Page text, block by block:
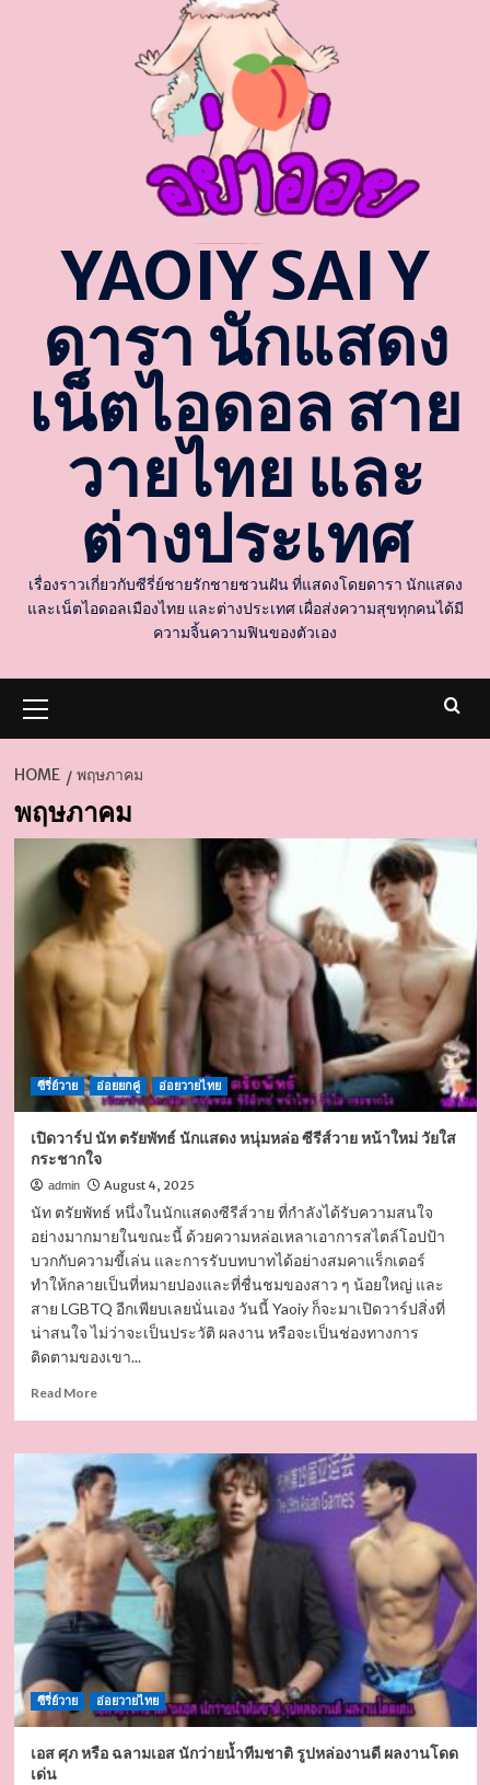
YAOIY SAI Y
ดารา นักแสดง
เน็ตไอดอล สาย
วายไทย และ
ต่างประเทศ
เรื่องราวเกี่ยวกับซีรี่ย์ชายรักชายชวนฝัน ที่แสดงโดยดารา นักแสดง
และเน็ตไอดอลเมืองไทย และต่างประเทศ เผื่อส่งความสุขทุกคนได้มี
ความจิ้นความฟินของตัวเอง
Menu
HOME พฤษภาคม
พฤษภาคม
ซีรี่ย์วาย อ่อยยกคู่ อ่อยวายไทย
เปิดวาร์ป นัท ตรัยพัทธ์ นักแสดง หนุ่มหล่อ ซีรีส์วาย หน้าใหม่ วัยใส
กระชากใจ
admin August 4, 2025
นัท ตรัยพัทธ์ หนึ่งในนักแสดงซีรีส์วาย ที่กำลังได้รับความสนใจ
อย่างมากมายในขณะนี้ ด้วยความหล่อเหลาเอาการสไตล์โอปป้า
บวกกับความขี้เล่น และการรับบทบาทได้อย่างสมคาแร็กเตอร์
ทำให้กลายเป็นที่หมายปองและที่ชื่นชมของสาว ๆ น้อยใหญ่ และ
สาย LGBTQ อีกเพียบเลยนั่นเอง วันนี้ Yaoiy ก็จะมาเปิดวาร์ปสิ่งที่
น่าสนใจ ไม่ว่าจะเป็นประวัติ ผลงาน หรือจะเป็นช่องทางการ
ติดตามของเขา...
Read MoreRead
เปิด
วาร์
ป
นัท
ตรัย
พัทธ์
แสดง
หนุ่ม
หล่อ
ซี
รีส์
วาย
หน้า
ใหม่
วัย
ซีรี่ย์วาย อ่อยวายไทย
เอส ศุภ หรือ ฉลามเอส นักว่ายน้ำทีมชาติ รูปหล่องานดี ผลงานโดด
เด่น